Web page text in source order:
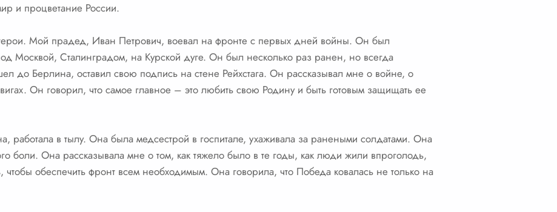
и процветание России.
Мой прадед, Иван Петрович, воевал на фронте с первых дней войны. Он был
Москвой, Сталинградом, на Курской дуге. Он был несколько раз ранен, но всегда
до Берлина, оставил свою подпись на стене Рейхстага. Он рассказывал мне о войне, о
Он говорил, что самое главное – это любить свою Родину и быть готовым защищать ее
работала в тылу. Она была медсестрой в госпитале, ухаживала за ранеными солдатами. Она
боли. Она рассказывала мне о том, как тяжело было в те годы, как люди жили впроголодь,
чтобы обеспечить фронт всем необходимым. Она говорила, что Победа ковалась не только на